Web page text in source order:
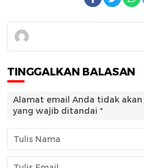
TINGGALKAN BALASAN
Alamat email Anda tidak akan
yang wajib ditandai *